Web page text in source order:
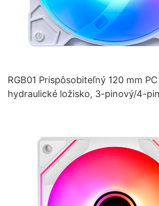
RGB01 Prispôsobiteľný 120 mm
hydraulické ložisko, 3-pinový/4-